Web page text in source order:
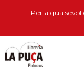
Per a